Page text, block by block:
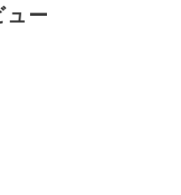
ュー